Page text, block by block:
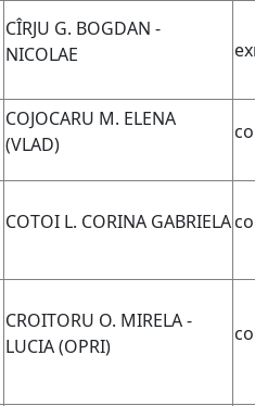
CÎRJU G. BOGDAN -
NICOLAE
COJOCARU M. ELENA
(VLAD)
COTOI L. CORINA GABRIELA
CROITORU O. MIRELA -
LUCIA (OPRI)